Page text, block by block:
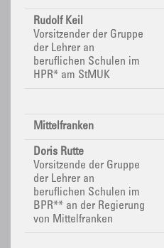
Rudolf Keil
Vorsitzender der Gruppe
der Lehrer an
beruflichen Schulen im
HPR* am StMUK
Mittelfranken
Doris Rutte
Vorsitzende der Gruppe
der Lehrer an
beruflichen Schulen im
BPR** an der Regierung
von Mittelfranken